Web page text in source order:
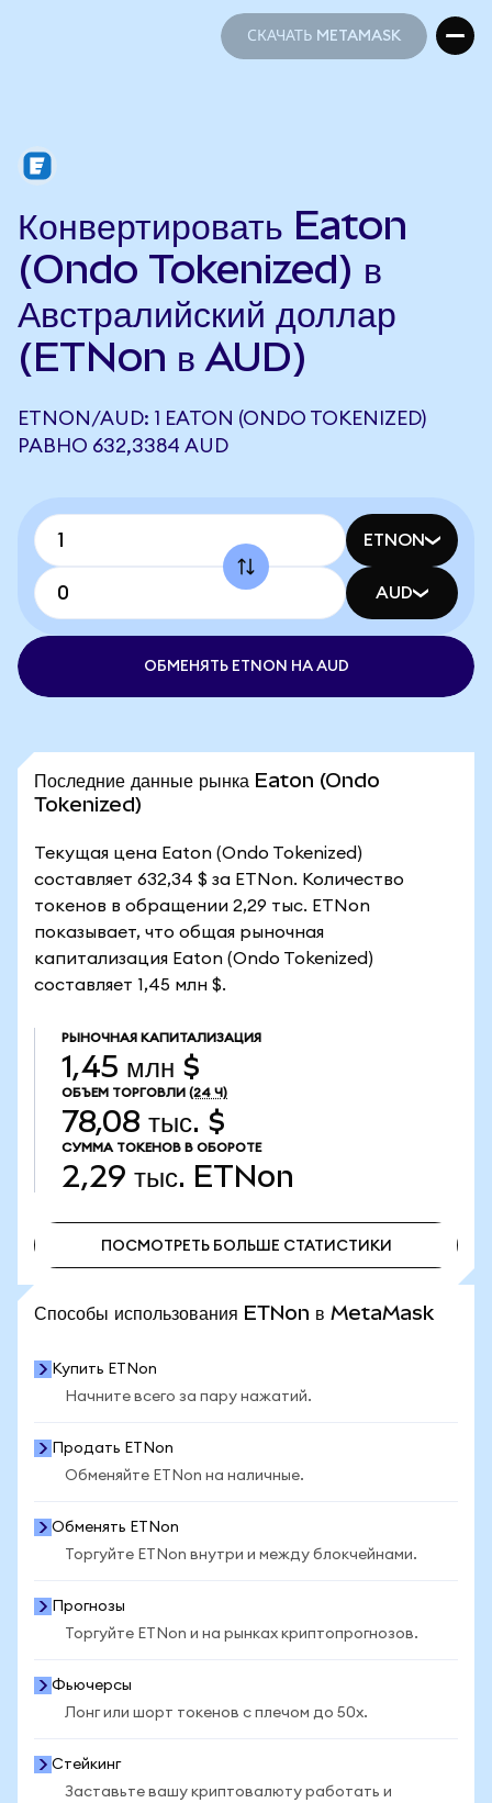
СКАЧАТЬ METAMASK
Конвертировать Eaton
(Ondo Tokenized) в
Австралийский доллар
(ETNon в AUD)
ETNON/AUD: 1 EATON (ONDO TOKENIZED)
РАВНО 632,3384 AUD
ETNON
AUD
ОБМЕНЯТЬ ETNON НА AUD
Последние данные рынка Eaton (Ondo
Tokenized)
Текущая цена Eaton (Ondo Tokenized)
составляет 632,34 $ за ETNon. Количество
токенов в обращении 2,29 тыс. ETNon
показывает, что общая рыночная
капитализация Eaton (Ondo Tokenized)
составляет 1,45 млн $.
РЫНОЧНАЯ КАПИТАЛИЗАЦИЯ
1,45 млн $
ОБЪЕМ ТОРГОВЛИ (24 Ч)
78,08 тыс. $
СУММА ТОКЕНОВ В ОБОРОТЕ
2,29 тыс. ETNon
ПОСМОТРЕТЬ БОЛЬШЕ СТАТИСТИКИ
Способы использования ETNon в MetaMask
Купить ETNon
Начните всего за пару нажатий.
Продать ETNon
Обменяйте ETNon на наличные.
Обменять ETNon
Торгуйте ETNon внутри и между блокчейнами.
Прогнозы
Торгуйте ETNon и на рынках криптопрогнозов.
Фьючерсы
Лонг или шорт токенов с плечом до 50x.
Стейкинг
Заставьте вашу криптовалюту работать и